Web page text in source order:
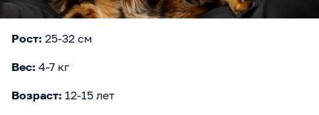
Рост: 25-32 см
Вес: 4-7 кг
Возраст: 12-15 лет